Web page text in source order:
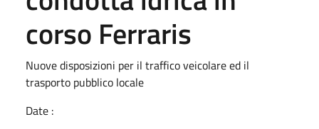
corso Ferraris
Nuove disposizioni per il traffico veicolare ed il
trasporto pubblico locale
Date :